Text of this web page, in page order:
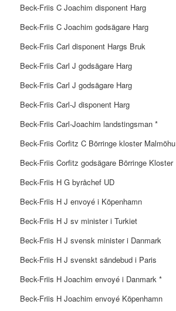
Beck-Friis C Joachim disponent Harg
Beck-Friis C Joachim godsägare Harg
Beck-Friis Carl disponent Hargs Bruk
Beck-Friis Carl J godsägare Harg
Beck-Friis Carl J godsägare Harg
Beck-Friis Carl-J disponent Harg
Beck-Friis Carl-Joachim landstingsman *
Beck-Friis Corfitz C Börringe kloster Malmöhu
Beck-Friis Corfitz godsägare Börringe Kloster
Beck-Friis H G byråchef UD
Beck-Friis H J envoyé i Köpenhamn
Beck-Friis H J sv minister i Turkiet
Beck-Friis H J svensk minister i Danmark
Beck-Friis H J svenskt sändebud i Paris
Beck-Friis H Joachim envoyé i Danmark *
Beck-Friis H Joachim envoyé Köpenhamn